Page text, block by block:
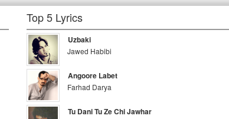
Top 5 Lyrics
Uzbaki
Jawed Habibi
Angoore Labet
Farhad Darya
Tu Dani Tu Ze Chi Jawhar